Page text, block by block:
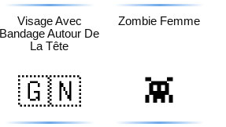
Visage Avec
Bandage Autour De
La Tête
Zombie Femme
🇬🇳 👾